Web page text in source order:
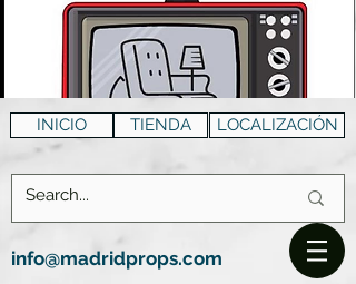
INICIO TIENDA LOCALIZACIÓN
info@madridprops.com